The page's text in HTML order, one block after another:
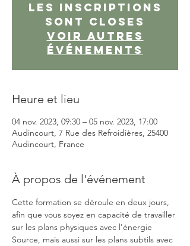
Les inscriptions
sont closes
Voir autres
événements
Heure et lieu
04 nov. 2023, 09:30 – 05 nov. 2023, 17:00
Audincourt, 7 Rue des Refroidières, 25400
Audincourt, France
À propos de l'événement
Cette formation se déroule en deux jours,
afin que vous soyez en capacité de travailler
sur les plans physiques avec l'énergie
Source, mais aussi sur les plans subtils avec